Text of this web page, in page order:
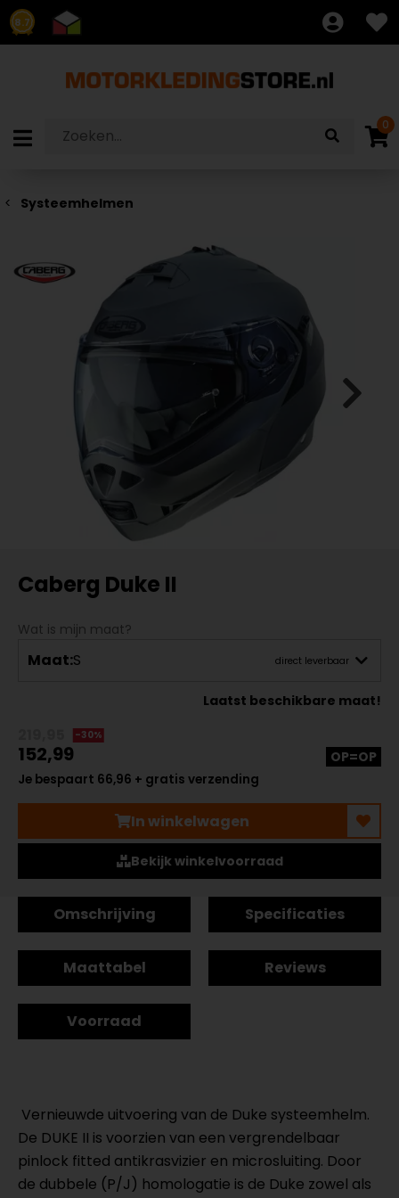
8.7
0
Systeemhelmen
Caberg Duke II
Wat is mijn maat?
Maat:S direct leverbaar
Laatst beschikbare maat!
-30%
152,99
Je bespaart 66,96 + gratis verzending
OP=OP
In winkelwagen
Bekijk winkelvoorraad
Omschrijving Specificaties
Maattabel Reviews
Voorraad
Vernieuwde uitvoering van de Duke systeemhelm.
De DUKE II is voorzien van een vergrendelbaar
pinlock fitted antikrasvizier en microsluiting. Door
de dubbele (P/J) homologatie is de Duke zowel als